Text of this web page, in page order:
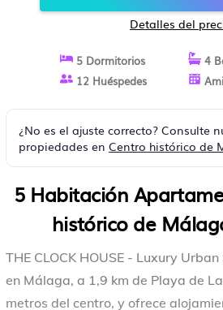
Detalles del
5 Dormitorios
4
12 Huéspedes
¿No es el ajuste correcto? Consulte
propiedades en Centro histórico de
5 Habitación
histórico de
THE CLOCK HOUSE - Luxury
en Málaga, a 1,9 km de Playa de
metros del centro, y ofrece